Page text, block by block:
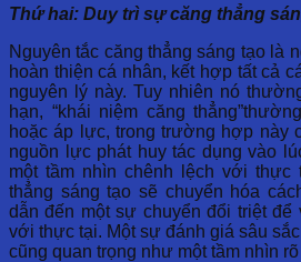
Thứ hai: Duy trì sự căng thẳng
Nguyên tắc căng thẳng sáng tạo là
hoàn thiện cá nhân, kết hợp tất cả
nguyên lý này. Tuy nhiên nó
hạn, “khái niệm căng
hoặc áp lực, trong trường hợp này
nguồn lực phát huy tác dụng vào
một tầm nhìn chênh lệch với thực
thẳng sáng tạo sẽ chuyển hóa
dẫn đến một sự chuyển đổi triệt để
với thực tại. Một sự đánh giá sâu
cũng quan trọng như một tầm nhìn rõ